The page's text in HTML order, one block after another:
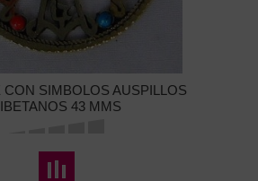
CON SIMBOLOS AUSPILLOS
43 MMS